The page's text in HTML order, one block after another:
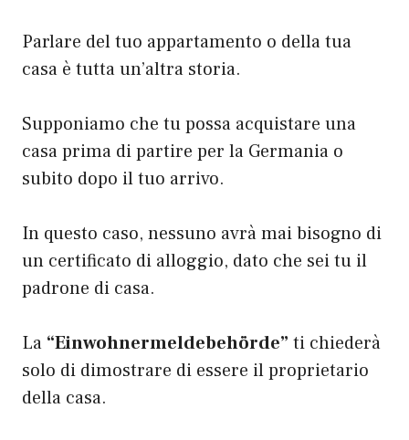
Parlare del tuo appartamento o della tua
casa è tutta un’altra storia.
Supponiamo che tu possa acquistare una
casa prima di partire per la Germania o
subito dopo il tuo arrivo.
In questo caso, nessuno avrà mai bisogno di
un certificato di alloggio, dato che sei tu il
padrone di casa.
La “Einwohnermeldebehörde” ti chiederà
solo di dimostrare di essere il proprietario
della casa.